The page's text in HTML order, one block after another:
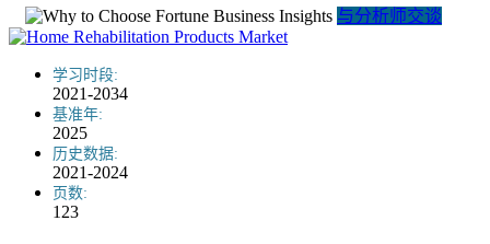
与分析师交谈
学习时段:
2021-2034
基准年:
2025
历史数据:
2021-2024
页数:
123